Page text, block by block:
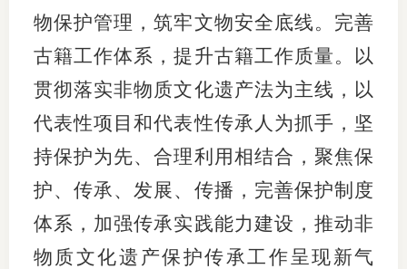
物保护管理，筑牢文物安全底线。完善
古籍工作体系，提升古籍工作质量。以
贯彻落实非物质文化遗产法为主线，以
代表性项目和代表性传承人为抓手，坚
持保护为先、合理利用相结合，聚焦保
护、传承、发展、传播，完善保护制度
体系，加强传承实践能力建设，推动非
物质文化遗产保护传承工作呈现新气